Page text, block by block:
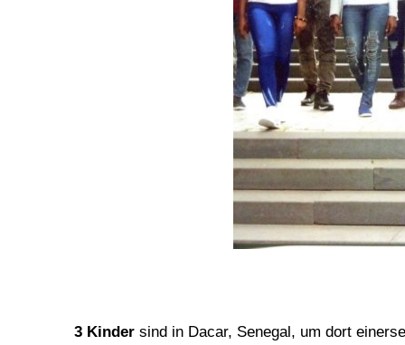
3 Kinder sind in Dacar, Senegal, um dort
Möglichkeit gibt, sich in den französisch-